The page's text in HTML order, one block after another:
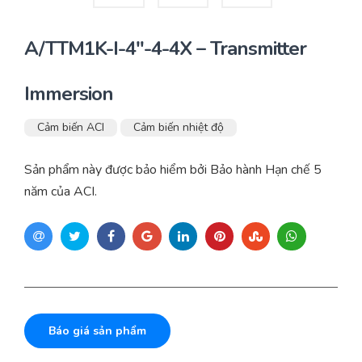
A/TTM1K-I-4″-4-4X – Transmitter
Immersion
Cảm biến ACI Cảm biến nhiệt độ
Sản phẩm này được bảo hiểm bởi Bảo hành Hạn chế 5
năm của ACI.
Báo giá sản phẩm